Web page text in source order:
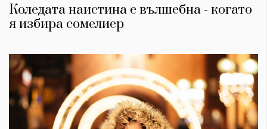
Коледата наистина е вълшебна - когато
я избира сомелиер